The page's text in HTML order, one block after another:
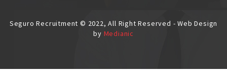
Seguro Recruitment © 2022, All Right Reserved - Web Design
by Medianic